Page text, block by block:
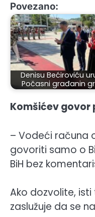
Povezano:
Denisu Bećiroviću
Počasni građanin
Komšićev govor
– Vodeći računa
govoriti samo o
BiH bez
Ako dozvolite,
zaslužuje da se